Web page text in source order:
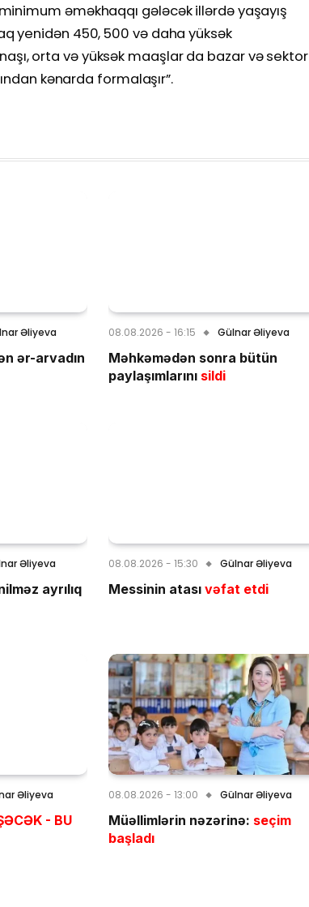
əməkhaqqı gələcək illərdə yaşayış
yenidən 450, 500 və daha yüksək
orta və yüksək maaşlar da bazar və sektor
kənarda formalaşır”.
Əliyeva
ər-arvadın
08.08.2026 - 16:15 Gülnar Əliyeva
Məhkəmədən sonra bütün
paylaşımlarını sildi
Əliyeva
ayrılıq
08.08.2026 - 15:30 Gülnar Əliyeva
Messinin atası vəfat etdi
Əliyeva
- BU
08.08.2026 - 13:00 Gülnar Əliyeva
Müəllimlərin nəzərinə: seçim
başladı